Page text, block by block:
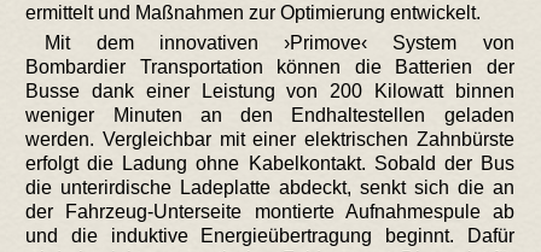
ermittelt und Maßnahmen zur Optimierung entwickelt.
Mit dem innovativen ›Primove‹ System von
Bombardier Transportation können die Batterien der
Busse dank einer Leistung von 200 Kilowatt binnen
weniger Minuten an den Endhaltestellen geladen
werden. Vergleichbar mit einer elektrischen Zahnbürste
erfolgt die Ladung ohne Kabelkontakt. Sobald der Bus
die unterirdische Ladeplatte abdeckt, senkt sich die an
der Fahrzeug-Unterseite montierte Aufnahmespule ab
und die induktive Energieübertragung beginnt. Dafür